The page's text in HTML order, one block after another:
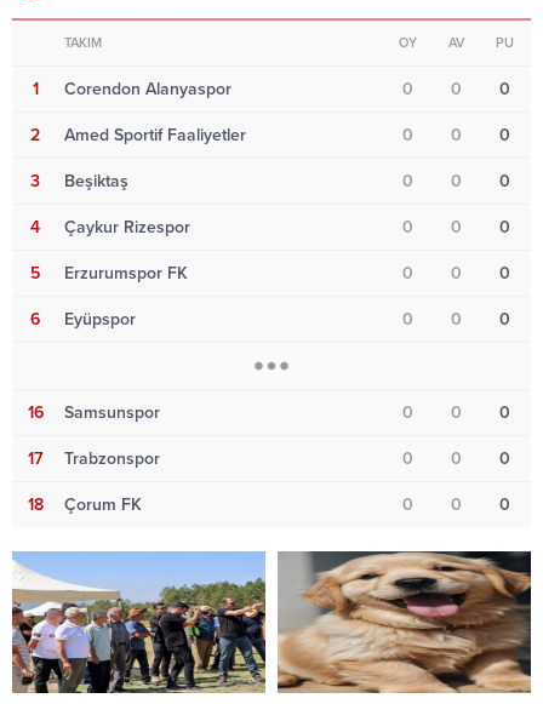
TAKIM OY AV PU
1 Corendon Alanyaspor 0 0 0
2 Amed Sportif Faaliyetler 0 0 0
3 Beşiktaş 0 0 0
4 Çaykur Rizespor 0 0 0
5 Erzurumspor FK 0 0 0
6 Eyüpspor 0 0 0
16 Samsunspor 0 0 0
17 Trabzonspor 0 0 0
18 Çorum FK 0 0 0